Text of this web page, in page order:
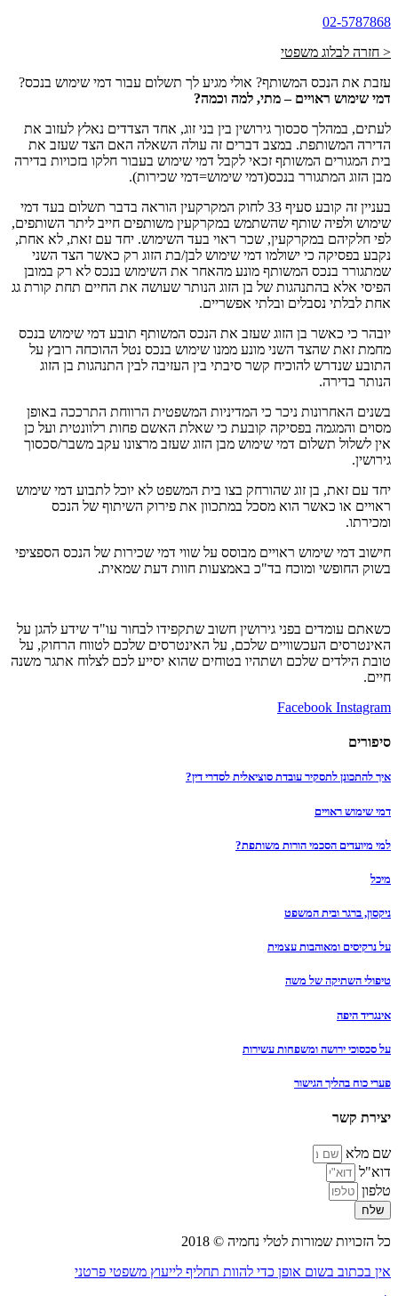
02-5787868
< חזרה לבלוג משפטי
עזבת את הנכס המשותף? אולי מגיע לך תשלום עבור דמי שימוש בנכס?
דמי שימוש ראויים – מתי, למה וכמה?
לעתים, במהלך סכסוך גירושין בין בני זוג, אחד הצדדים נאלץ לעזוב את
הדירה המשותפת. במצב דברים זה עולה השאלה האם הצד שעזב את
בית המגורים המשותף זכאי לקבל דמי שימוש בעבור חלקו בזכויות בדירה
מבן הזוג המתגורר בנכס(דמי שימוש=דמי שכירות).
בעניין זה קובע סעיף 33 לחוק המקרקעין הוראה בדבר תשלום בעד דמי
שימוש ולפיה שותף שהשתמש במקרקעין משותפים חייב ליתר השותפים,
לפי חלקיהם במקרקעין, שכר ראוי בעד השימוש. יחד עם זאת, לא אחת,
נקבע בפסיקה כי ישולמו דמי שימוש לבן/בת הזוג רק כאשר הצד השני
שמתגורר בנכס המשותף מונע מהאחר את השימוש בנכס לא רק במובן
הפיסי אלא בהתנהגות של בן הזוג הנותר שעושה את החיים תחת קורת גג
אחת לבלתי נסבלים ובלתי אפשריים.
יובהר כי כאשר בן הזוג שעזב את הנכס המשותף תובע דמי שימוש בנכס
מחמת זאת שהצד השני מונע ממנו שימוש בנכס נטל ההוכחה רובץ על
התובע שנדרש להוכיח קשר סיבתי בין העזיבה לבין התנהגות בן הזוג
הנותר בדירה.
בשנים האחרונות ניכר כי המדיניות המשפטית הרווחת התרככה באופן
מסוים והמגמה בפסיקה קובעת כי שאלת האשם פחות רלוונטית ועל כן
אין לשלול תשלום דמי שימוש מבן הזוג שעזב מרצונו עקב משבר/סכסוך
גירושין.
יחד עם זאת, בן זוג שהורחק בצו בית המשפט לא יוכל לתבוע דמי שימוש
ראויים או כאשר הוא מסכל במתכוון את פירוק השיתוף של הנכס
ומכירתו.
חישוב דמי שימוש ראויים מבוסס על שווי דמי שכירות של הנכס הספציפי
בשוק החופשי ומוכח בד"כ באמצעות חוות דעת שמאית.
כשאתם עומדים בפני גירושין חשוב שתקפידו לבחור עו"ד שידע להגן על
האינטרסים העכשוויים שלכם, על האינטרסים שלכם לטווח הרחוק, על
טובת הילדים שלכם ושתהיו בטוחים שהוא יסייע לכם לצלוח אתגר משנה
חיים.
Facebook Instagram
סיפורים
איך להתכונן לתסקיר עובדת סוציאלית לסדרי דין?
דמי שימוש ראויים
למי מיועדים הסכמי הורות משותפת?
מיכל
ניקסון, ברגר ובית המשפט
על נרקיסים ומאוהבות עצמית
טיפולי השתיקה של משה
אינגריד היפה
על סכסוכי ירושה ומשפחות עשירות
פערי כוח בהליך הגישור
יצירת קשר
שם מלא
דוא"ל
טלפון
שלח
כל הזכויות שמורות לטלי נחמיה © 2018
אין בכתוב בשום אופן כדי להוות תחליף לייעוץ משפטי פרטני